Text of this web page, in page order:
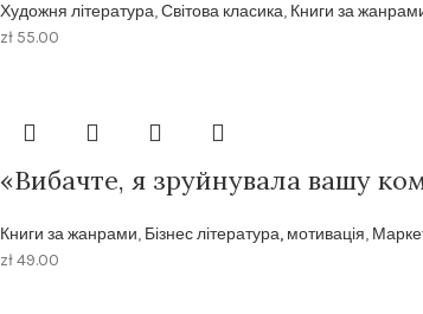
Художня література,Світова класика, Книги за
zł 55.00
«Вибачте, я зруйнувала вашу
Книги за жанрами, Бізнес література, мотивація,
zł49.00